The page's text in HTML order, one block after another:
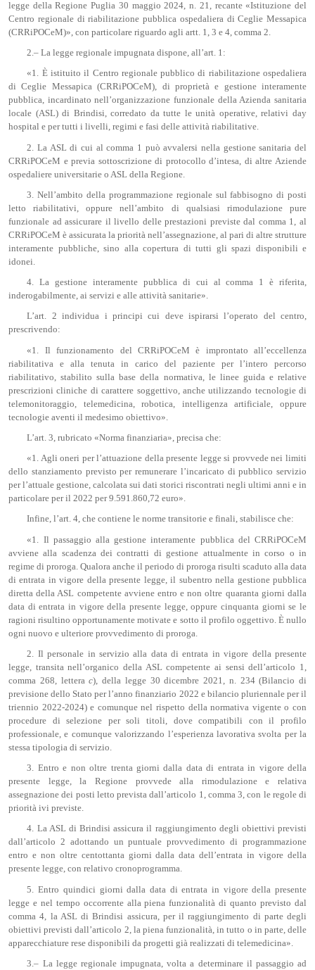
legge della Regione Puglia 30 maggio 2024, n. 21, recante «Istituzione del
Centro regionale di riabilitazione pubblica ospedaliera di Ceglie Messapica
(CRRiPOCeM)», con particolare riguardo agli artt. 1, 3 e 4, comma 2.
2.– La legge regionale impugnata dispone, all’art. 1:
«1. È istituito il Centro regionale pubblico di riabilitazione ospedaliera
di Ceglie Messapica (CRRiPOCeM), di proprietà e gestione interamente
pubblica, incardinato nell’organizzazione funzionale della Azienda sanitaria
locale (ASL) di Brindisi, corredato da tutte le unità operative, relativi day
hospital e per tutti i livelli, regimi e fasi delle attività riabilitative.
2. La ASL di cui al comma 1 può avvalersi nella gestione sanitaria del
CRRiPOCeM e previa sottoscrizione di protocollo d’intesa, di altre Aziende
ospedaliere universitarie o ASL della Regione.
3. Nell’ambito della programmazione regionale sul fabbisogno di posti
letto riabilitativi, oppure nell’ambito di qualsiasi rimodulazione pure
funzionale ad assicurare il livello delle prestazioni previste dal comma 1, al
CRRiPOCeM è assicurata la priorità nell’assegnazione, al pari di altre strutture
interamente pubbliche, sino alla copertura di tutti gli spazi disponibili e
idonei.
4. La gestione interamente pubblica di cui al comma 1 è riferita,
inderogabilmente, ai servizi e alle attività sanitarie».
L’art. 2 individua i principi cui deve ispirarsi l’operato del centro,
prescrivendo:
«1. Il funzionamento del CRRiPOCeM è improntato all’eccellenza
riabilitativa e alla tenuta in carico del paziente per l’intero percorso
riabilitativo, stabilito sulla base della normativa, le linee guida e relative
prescrizioni cliniche di carattere soggettivo, anche utilizzando tecnologie di
telemonitoraggio, telemedicina, robotica, intelligenza artificiale, oppure
tecnologie aventi il medesimo obiettivo».
L’art. 3, rubricato «Norma finanziaria», precisa che:
«1. Agli oneri per l’attuazione della presente legge si provvede nei limiti
dello stanziamento previsto per remunerare l’incaricato di pubblico servizio
per l’attuale gestione, calcolata sui dati storici riscontrati negli ultimi anni e in
particolare per il 2022 per 9.591.860,72 euro».
Infine, l’art. 4, che contiene le norme transitorie e finali, stabilisce che:
«1. Il passaggio alla gestione interamente pubblica del CRRiPOCeM
avviene alla scadenza dei contratti di gestione attualmente in corso o in
regime di proroga. Qualora anche il periodo di proroga risulti scaduto alla data
di entrata in vigore della presente legge, il subentro nella gestione pubblica
diretta della ASL competente avviene entro e non oltre quaranta giorni dalla
data di entrata in vigore della presente legge, oppure cinquanta giorni se le
ragioni risultino opportunamente motivate e sotto il profilo oggettivo. È nullo
ogni nuovo e ulteriore provvedimento di proroga.
2. Il personale in servizio alla data di entrata in vigore della presente
legge, transita nell’organico della ASL competente ai sensi dell’articolo 1,
comma 268, letterac), della legge 30 dicembre 2021, n. 234 (Bilancio di
previsione dello Stato per l’anno finanziario 2022 e bilancio pluriennale per il
triennio 2022-2024) e comunque nel rispetto della normativa vigente o con
procedure di selezione per soli titoli, dove compatibili con il profilo
professionale, e comunque valorizzando l’esperienza lavorativa svolta per la
stessa tipologia di servizio.
3. Entro e non oltre trenta giorni dalla data di entrata in vigore della
presente legge, la Regione provvede alla rimodulazione e relativa
assegnazione dei posti letto prevista dall’articolo 1, comma 3, con le regole di
priorità ivi previste.
4. La ASL di Brindisi assicura il raggiungimento degli obiettivi previsti
dall’articolo 2 adottando un puntuale provvedimento di programmazione
entro e non oltre centottanta giorni dalla data dell’entrata in vigore della
presente legge, con relativo cronoprogramma.
5. Entro quindici giorni dalla data di entrata in vigore della presente
legge e nel tempo occorrente alla piena funzionalità di quanto previsto dal
comma 4, la ASL di Brindisi assicura, per il raggiungimento di parte degli
obiettivi previsti dall’articolo 2, la piena funzionalità, in tutto o in parte, delle
apparecchiature rese disponibili da progetti già realizzati di telemedicina».
3.– La legge regionale impugnata, volta a determinare il passaggio ad